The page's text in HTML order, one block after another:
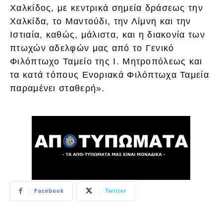
Χαλκίδος, με κεντρικά σημεία δράσεως την
Χαλκίδα, το Μαντούδι, την Λίμνη και την
Ιστιαία, καθώς, μάλιστα, και η διακονία των
πτωχών αδελφών μας από το Γενικό
Φιλόπτωχο Ταμείο της Ι. Μητροπόλεως και
τα κατά τόπους Ενοριακά Φιλόπτωχα Ταμεία
παραμένει σταθερή».
Facebook Twitter